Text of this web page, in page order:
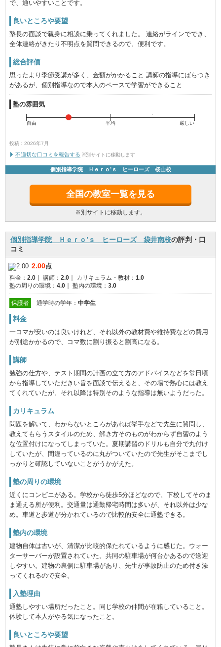
で、通いやすいことです。
良いところや要望
塾長の面談で親身に相談に乗ってくれました。 連絡がラインででき、
全体連絡がきたり不明点を質問できるので、便利です。
総合評価
思ったより季節受講が多く、金額がかかること 講師の指導にばらつき
があるが、個別指導なので本人のペースで学習ができること
塾の雰囲気
自由 平均 厳しい
投稿：2026年7月
不適切な口コミを報告する ※別サイトに移動します
個別指導学院 Ｈｅｒｏ’ｓ ヒーローズ 桜山校
全国の教室一覧を見る
※別サイトに移動します。
個別指導学院 Ｈｅｒｏ’ｓ ヒーローズ 袋井南校の評判・口
コミ
2.00点
料金： 2.0 講師： 2.0 カリキュラム・教材： 1.0
塾の周りの環境： 4.0 塾内の環境： 3.0
保護者 通学時の学年： 中学生
料金
一コマが安いのは良いけれど、それ以外の教材費や維持費などの費用
が別途かかるので、コマ数に割り振ると割高になる。
講師
勉強の仕方や、テスト期間の計画の立て方のアドバイスなどを常日頃
から指導していただきい旨を面談で伝えると、その場で熱心には教え
てくれていたが、それ以降は特別そのような指導は無いようだった。
カリキュラム
問題を解いて、わからないところがあれば挙手などで先生に質問し、
教えてもらうスタイルのため、解き方そのものがわからず自習のよう
な位置付けになってしまっていた。夏期講習のドリルも自分で丸付け
していたが、間違っているのに丸がついていたので先生がそこまでし
っかりと確認していないことがうかがえた。
塾の周りの環境
近くにコンビニがある。学校から徒歩5分ほどなので、下校してそのま
ま通える所が便利。交通量は通勤帰宅時間は多いが、それ以外は少な
め。車道と歩道が分かれているので比較的安全に通塾できる。
塾内の環境
建物自体は古いが、清潔が比較的保たれているように感じた。ウォー
ターサーバーが設置されていた。共同の駐車場が何台かあるので送迎
しやすい。建物の裏側に駐車場があり、先生が事故防止のため付き添
ってくれるので安全。
入塾理由
通塾しやすい場所だったこと。同じ学校の仲間が在籍していること。
体験して本人がやる気になったこと。
良いところや要望